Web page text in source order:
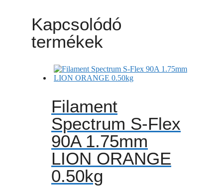
Kapcsolódó
termékek
Filament
Spectrum S-Flex
90A 1.75mm
LION ORANGE
0.50kg